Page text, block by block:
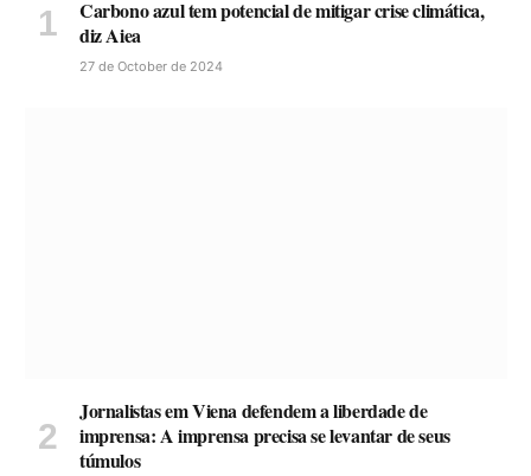
Carbono azul tem potencial de mitigar crise climática,
diz Aiea
27 de October de 2024
Jornalistas em Viena defendem a liberdade de
imprensa: A imprensa precisa se levantar de seus
túmulos